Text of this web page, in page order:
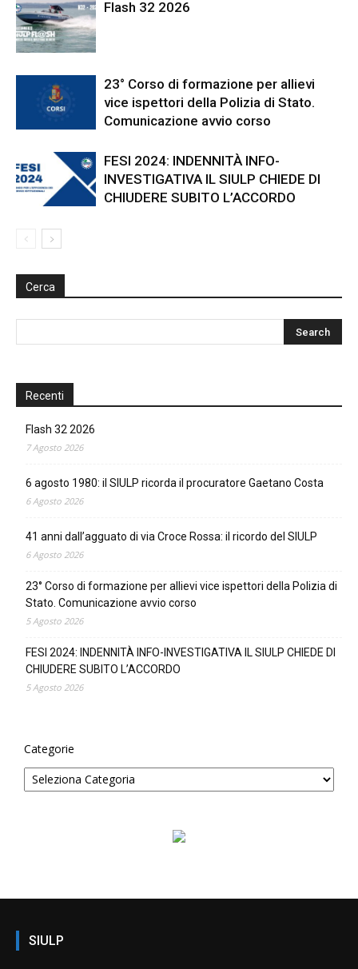
Flash 32 2026
23° Corso di formazione per allievi
vice ispettori della Polizia di Stato.
Comunicazione avvio corso
FESI 2024: INDENNITÀ INFO-
INVESTIGATIVA IL SIULP CHIEDE DI
CHIUDERE SUBITO L’ACCORDO
Cerca
Recenti
Flash 32 2026
7 Agosto 2026
6 agosto 1980: il SIULP ricorda il procuratore Gaetano Costa
6 Agosto 2026
41 anni dall’agguato di via Croce Rossa: il ricordo del SIULP
6 Agosto 2026
23° Corso di formazione per allievi vice ispettori della Polizia di
Stato. Comunicazione avvio corso
5 Agosto 2026
FESI 2024: INDENNITÀ INFO-INVESTIGATIVA IL SIULP CHIEDE DI
CHIUDERE SUBITO L’ACCORDO
5 Agosto 2026
Categorie
SIULP